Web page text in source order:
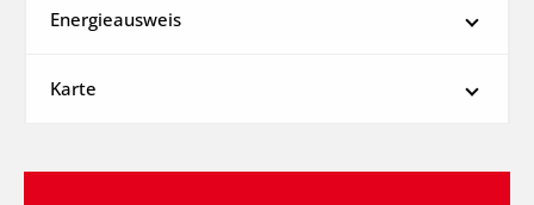
Energieausweis
Karte